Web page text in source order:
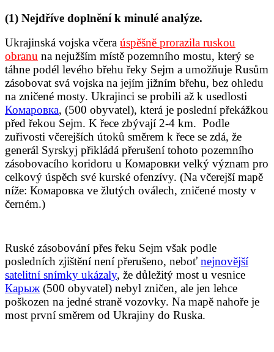
(1) Nejdříve doplnění k minulé analýze.
Ukrajinská vojska včera úspěšně prorazila ruskou
obranu na nejužším místě pozemního mostu, který se
táhne podél levého břehu řeky Sejm a umožňuje Rusům
zásobovat svá vojska na jejím jižním břehu, bez ohledu
na zničené mosty. Ukrajinci se probili až k usedlosti
Комаровкa, (500 obyvatel), která je poslední překážkou
před řekou Sejm. K řece zbývají 2-4 km. Podle
zuřivosti včerejších útoků směrem k řece se zdá, že
generál Syrskyj přikládá přerušení tohoto pozemního
zásobovacího koridoru u Комаровки velký význam pro
celkový úspěch své kurské ofenzívy. (Na včerejší mapě
níže: Комаровкa ve žlutých oválech, zničené mosty v
černém.)
Ruské zásobování přes řeku Sejm však podle
posledních zjištění není přerušeno, neboť nejnovější
satelitní snímky ukázaly, že důležitý most u vesnice
Карыж(500 obyvatel) nebyl zničen, ale jen lehce
poškozen na jedné straně vozovky. Na mapě nahoře je
most první směrem od Ukrajiny do Ruska.